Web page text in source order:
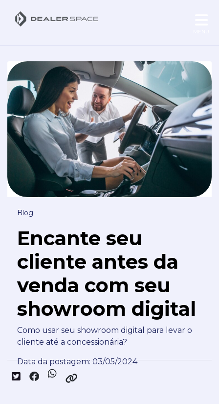
Blog
Encante seu
cliente antes da
venda com seu
showroom digital
Como usar seu showroom digital para levar o
cliente até a concessionária?
Data da postagem: 03/05/2024